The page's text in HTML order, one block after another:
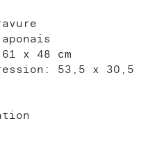
x 48 cm
53,5 x 30,5